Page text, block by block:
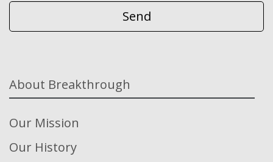
About Breakthrough
Our Mission
Our History